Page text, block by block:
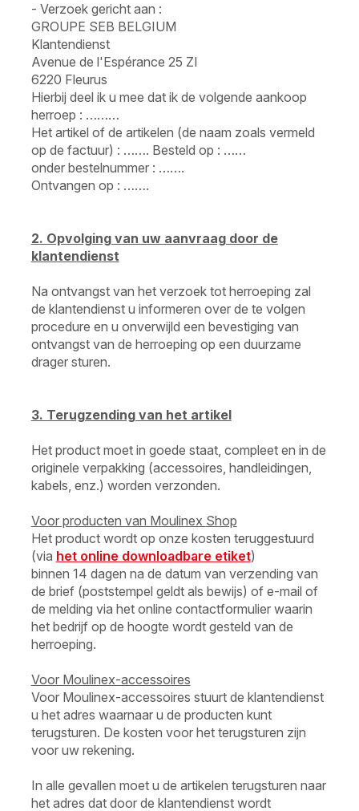
- Verzoek gericht aan :
GROUPE SEB BELGIUM
Klantendienst
Avenue de l'Espérance 25 ZI
6220 Fleurus
Hierbij deel ik u mee dat ik de volgende aankoop
herroep : ………
Het artikel of de artikelen (de naam zoals vermeld
op de factuur) : ……. Besteld op : ……
onder bestelnummer : …….
Ontvangen op : …….
2. Opvolging van uw aanvraag door de
klantendienst
Na ontvangst van het verzoek tot herroeping zal
de klantendienst u informeren over de te volgen
procedure en u onverwijld een bevestiging van
ontvangst van de herroeping op een duurzame
drager sturen.
3. Terugzending van het artikel
Het product moet in goede staat, compleet en in de
originele verpakking (accessoires, handleidingen,
kabels, enz.) worden verzonden.
Voor producten van Moulinex Shop
Het product wordt op onze kosten teruggestuurd
(via het online downloadbare etiket)
binnen 14 dagen na de datum van verzending van
de brief (poststempel geldt als bewijs) of e-mail of
de melding via het online contactformulier waarin
het bedrijf op de hoogte wordt gesteld van de
herroeping.
Voor Moulinex-accessoires
Voor Moulinex-accessoires stuurt de klantendienst
u het adres waarnaar u de producten kunt
terugsturen. De kosten voor het terugsturen zijn
voor uw rekening.
In alle gevallen moet u de artikelen terugsturen naar
het adres dat door de klantendienst wordt